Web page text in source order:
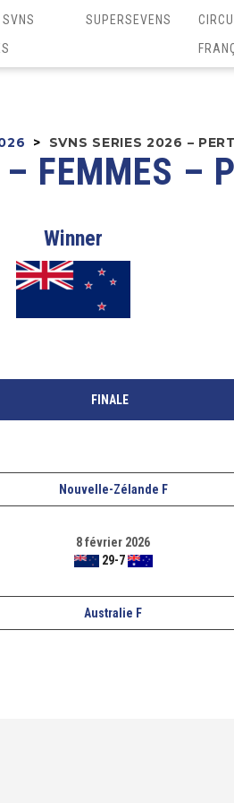
SUPERSEVENS
> SVNS SERIES 2026 –
FEMMES –
Winner
FINALE
Nouvelle-Zélande F
8 février 2026
29-7
Australie F